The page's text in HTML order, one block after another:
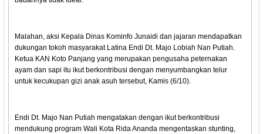
Malahan, aksi Kepala Dinas Kominfo Junaidi dan jajaran mendapatkan
dukungan tokoh masyarakat Latina Endi Dt. Majo Lobiah Nan Putiah.
Ketua KAN Koto Panjang yang merupakan pengusaha peternakan
ayam dan sapi itu ikut berkontribusi dengan menyumbangkan telur
untuk kecukupan gizi anak asuh tersebut, Kamis (6/10).
Endi Dt. Majo Nan Putiah mengatakan dengan ikut berkontribusi
mendukung program Wali Kota Rida Ananda mengentaskan stunting,